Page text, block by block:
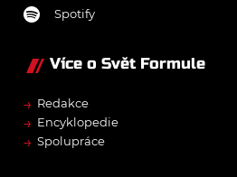
Spotify
Více o Svět Formule
→ Redakce
→ Encyklopedie
→ Spolupráce